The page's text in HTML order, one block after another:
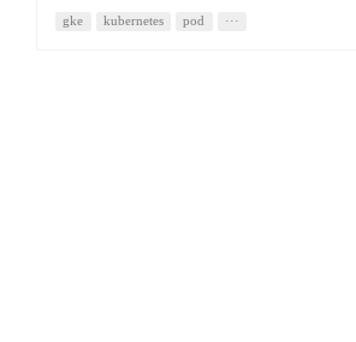
gke kubernetes pod ···